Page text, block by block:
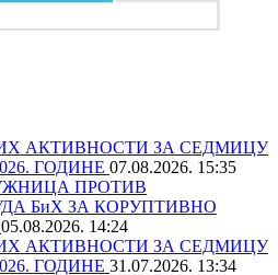
АКТИВНОСТИ ЗА СЕДМИЦУ
ГОДИНЕ 07.08.2026. 15:35
ПРОТИВ
БиХ ЗА КОРУПТИВНО
05.08.2026. 14:24
АКТИВНОСТИ ЗА СЕДМИЦУ
ГОДИНЕ 31.07.2026. 13:34